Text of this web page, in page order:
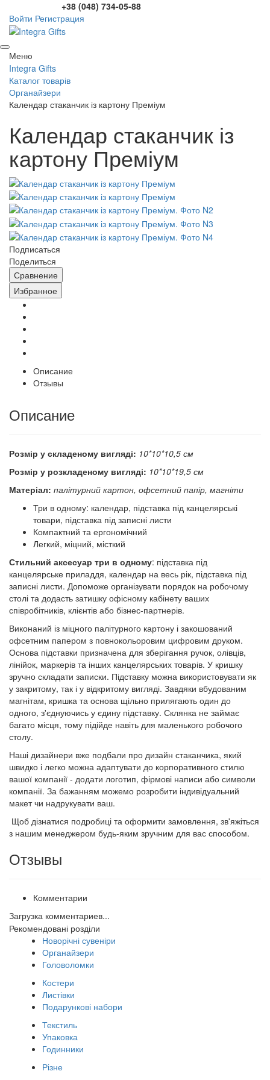
+38 (048) 734-05-88
Войти Регистрация
Меню
Integra Gifts
Каталог товарів
Органайзери
Календар стаканчик із картону Преміум
Календар стаканчик із
картону Преміум
Подписаться
Поделиться
Сравнение
Избранное
Описание
Отзывы
Описание
Розмір у складеному вигляді: 10*10*10,5 см
Розмір у розкладеному вигляді: 10*10*19,5 см
Матеріал: палітурний картон, офсетний папір, магніти
Три в одному: календар, підставка під канцелярські
товари, підставка під записні листи
Компактний та ергономічний
Легкий, міцний, місткий
Стильний аксесуар три в одному: підставка під
канцелярське приладдя, календар на весь рік, підставка під
записні листи. Допоможе організувати порядок на робочому
столі та додасть затишку офісному кабінету ваших
співробітників, клієнтів або бізнес-партнерів.
Виконаний із міцного палітурного картону і закошований
офсетним папером з повнокольоровим цифровим друком.
Основа підставки призначена для зберігання ручок, олівців,
лінійок, маркерів та інших канцелярських товарів. У кришку
зручно складати записки. Підставку можна використовувати як
у закритому, так і у відкритому вигляді. Завдяки вбудованим
магнітам, кришка та основа щільно прилягають один до
одного, з'єднуючись у єдину підставку. Склянка не займає
багато місця, тому підійде навіть для маленького робочого
столу.
Наші дизайнери вже подбали про дизайн стаканчика, який
швидко і легко можна адаптувати до корпоративного стилю
вашої компанії - додати логотип, фірмові написи або символи
компанії. За бажанням можемо розробити індивідуальний
макет чи надрукувати ваш.
Щоб дізнатися подробиці та оформити замовлення, зв'яжіться
з нашим менеджером будь-яким зручним для вас способом.
Отзывы
Комментарии
Загрузка комментариев...
Рекомендовані розділи
Новорічні сувеніри
Органайзери
Головоломки
Костери
Листівки
Подарункові набори
Текстиль
Упаковка
Годинники
Різне